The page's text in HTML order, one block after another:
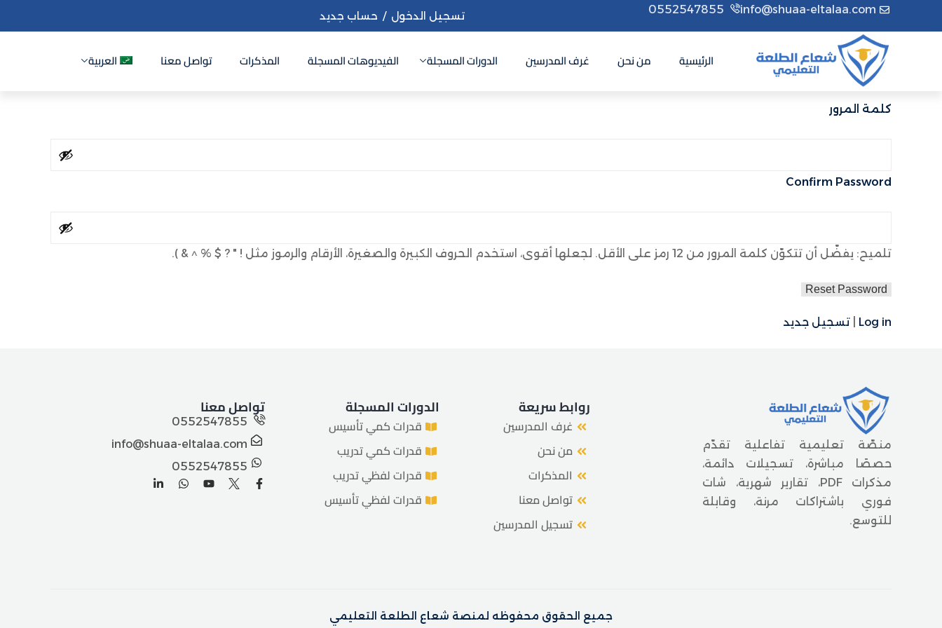
info@shuaa-eltalaa.com
0552547855 تسجيل الدخول / حساب جديد
الرئيسية من نحن غرف المدرسين الدورات المسجلة الفيديوهات المسجلة المذكرات تواصل معنا العربية
كلمة المرور
Confirm Password
تلميح: يفضّل أن تتكوّن كلمة المرور من 12 رمز على الأقل. لجعلها أقوى، استخدم الحروف الكبيرة والصغيرة، الأرقام والرموز مثل ! " ? $ % ^ & ).
Log in تسجيل جديد
منصّة تعليمية تفاعلية تقدّم
حصصًا مباشرة، تسجيلات دائمة،
مذكرات PDF، تقارير شهرية، شات
فوري باشتراكات مرنة، وقابلة
للتوسع.
روابط سريعة
غرف المدرسين
من نحن
المذكرات
تواصل معنا
تسجيل المدرسين
الدورات المسجلة
قدرات كمي تأسيس
قدرات كمي تدريب
قدرات لفظي تدريب
قدرات لفظي تأسيس
تواصل معنا
0552547855
info@shuaa-eltalaa.com
0552547855
جميع الحقوق محفوظه لمنصة شعاع الطلعة التعليمي